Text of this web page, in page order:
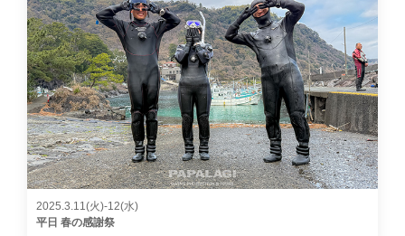
2025.3.11(火)-12(水)
平日 春の感謝祭